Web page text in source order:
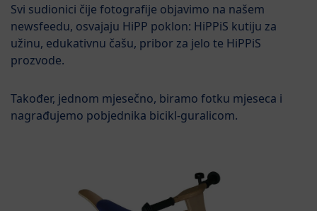
Svi sudionici čije fotografije objavimo na našem
newsfeedu, osvajaju HiPP poklon: HiPPiS kutiju za
užinu, edukativnu čašu, pribor za jelo te HiPPiS
prozvode.
Također, jednom mjesečno, biramo fotku mjeseca i
nagrađujemo pobjednika bicikl-guralicom.